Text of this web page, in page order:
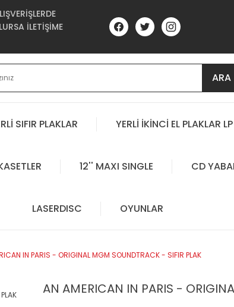
İLETİŞİME
ARA
SIFIR PLAKLAR YERLİ İKİNCİ EL PLAKLAR LP
12'' MAXI SINGLE CD
LASERDISC OYUNLAR
IN PARIS - ORIGINAL MGM SOUNDTRACK - SIFIR PLAK
AN AMERICAN IN PARIS -